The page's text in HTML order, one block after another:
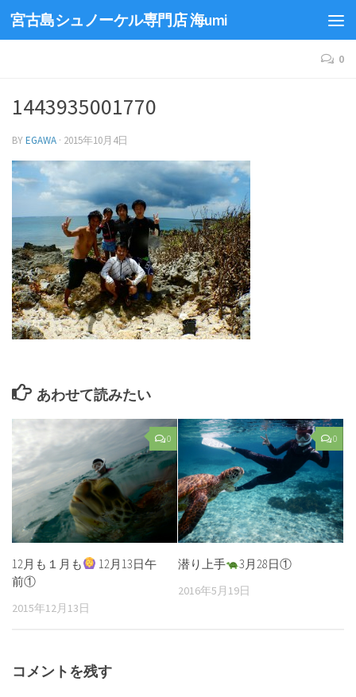
宮古島シュノーケル専門店 海umi
0
1443935001770
BYEGAWA · 2015年10月4日
あわせて読みたい
0
12月も１月も
12月13日午
前①
2015年12月13日
0
潜り上手 3月28日①
2016年5月19日
コメントを残す